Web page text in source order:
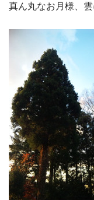
真ん丸なお月様、